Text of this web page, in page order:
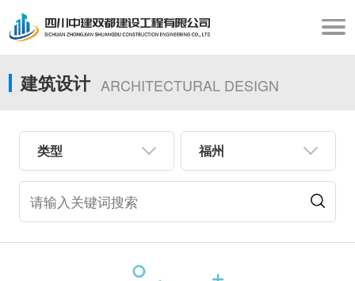
建筑设计 ARCHITECTURAL DESIGN
类型 福州